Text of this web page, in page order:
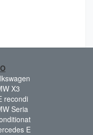
X3
recondi
Seria
E